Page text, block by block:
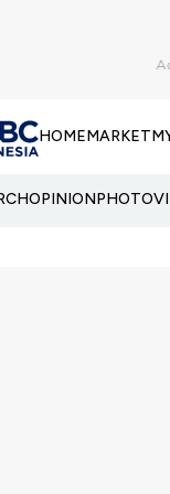
HOMEMARKET
OPINIONPHOTO